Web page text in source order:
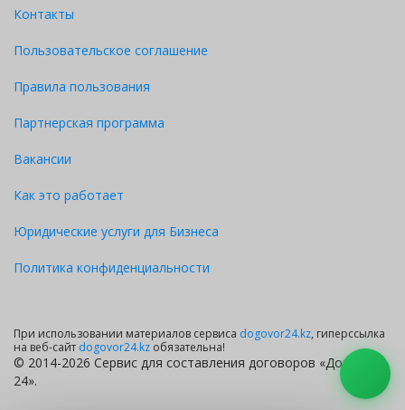
Контакты
Пользовательское соглашение
Правила пользования
Партнерская программа
Вакансии
Как это работает
Юридические услуги для Бизнеса
Политика конфиденциальности
При использовании материалов сервиса dogovor24.kz, гиперссылка
на веб-сайт dogovor24.kz обязательна!
© 2014-2026 Сервис для составления договоров «Договор
24».